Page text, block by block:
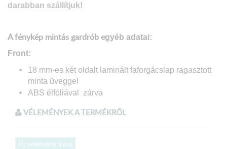
darabban szállítjuk!
A fénykép mintás gardrób egyéb adatai:
Front:
18 mm-es két oldalt laminált faforgácslap ragasztott
minta üveggel
ABS élfóliával zárva
A fénykép mintás gardrób s
VÉLEMÉNYEK A TERMÉKRŐL
Új vélemény írása